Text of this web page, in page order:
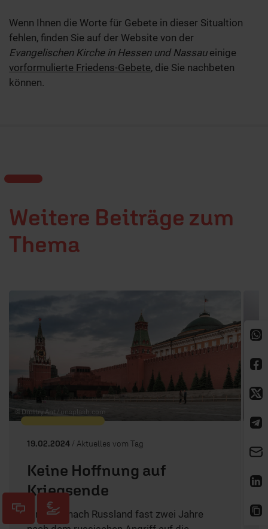
Wenn Ihnen die Worte für Gebete in dieser Situaltion
fehlen, finden Sie auf der Website von der
Evangelischen Kirche in Hessen und Nassaueinige
vorformulierte Friedens-Gebete, die Sie nachbeten
können.
Weitere Beiträge zum
Thema
© Dmitry Ant / unsplash.com
19.02.2024/ Aktuelles vom Tag
Keine Hoffnung auf
Kriegsende
Ein Blick nach Russland fast zwei Jahre